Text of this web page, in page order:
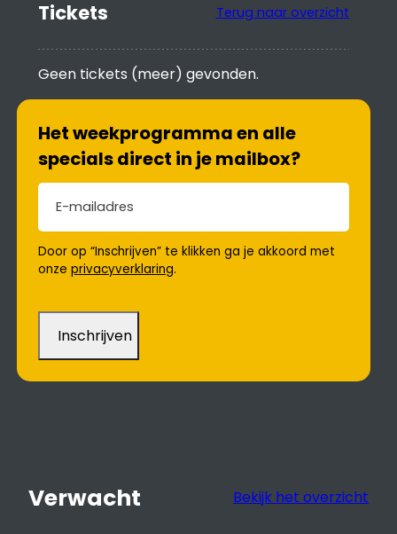
Tickets Terug naar overzicht
Geen tickets (meer) gevonden.
Het weekprogramma en alle
specials direct in je mailbox?
E-mailadres
Door op “Inschrijven” te klikken ga je akkoord met
onzeprivacyverklaring.
Verwacht Bekijk het overzicht